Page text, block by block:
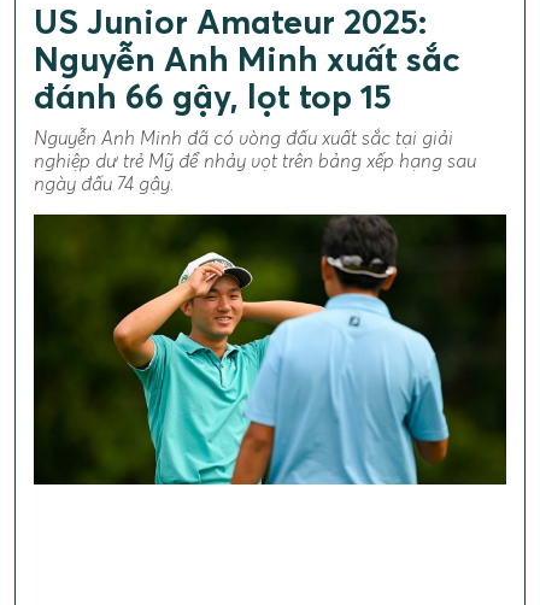
US Junior Amateur 2025:
Nguyễn Anh Minh xuất sắc
đánh 66 gậy, lọt top 15
Nguyễn Anh Minh đã có vòng đấu xuất sắc tại giải
nghiệp dư trẻ Mỹ để nhảy vọt trên bảng xếp hạng sau
ngày đấu 74 gậy.